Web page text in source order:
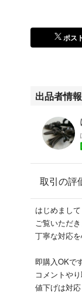
ポス
出品者情報
取引の評
はじめまして
ご覧いただ
丁寧な対応
即購入OKです
コメントや
値下げは対応